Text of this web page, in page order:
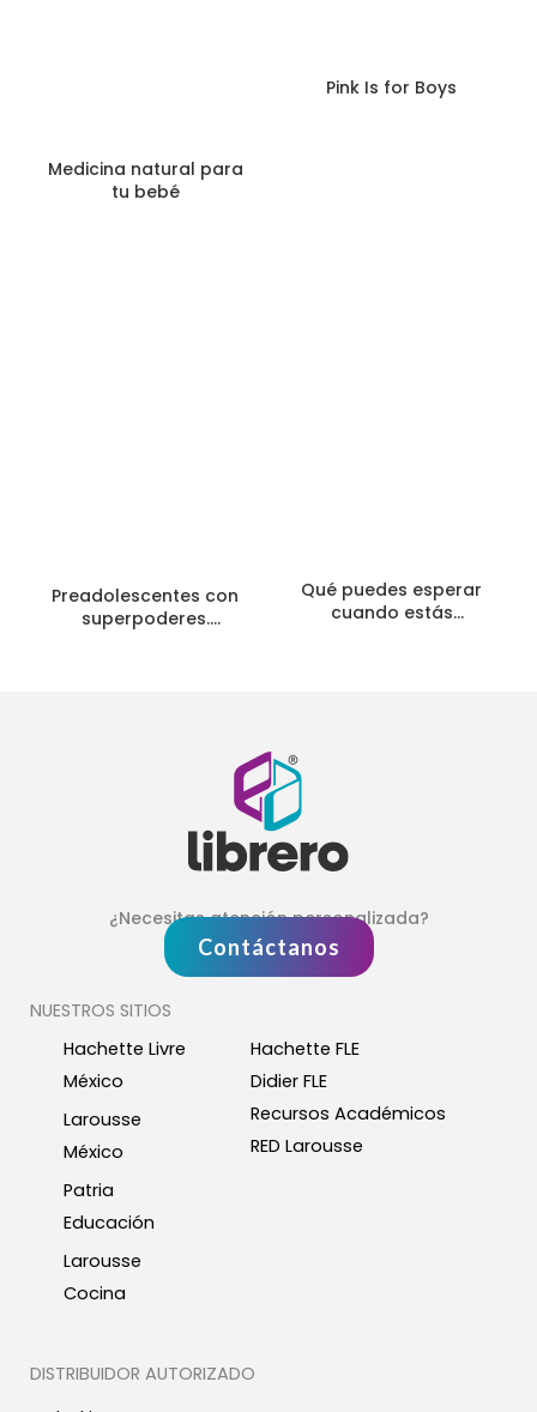
Medicina natural para
tu bebé
Pink Is for Boys
Preadolescentes con
superpoderes.
Qué puedes esperar
cuando estás
¿Necesitas atención personalizada?
Contáctanos
NUESTROS SITIOS
Hachette Livre
México
Larousse
México
Patria
Educación
Larousse
Cocina
Hachette FLE
Didier FLE
Recursos Académicos
RED Larousse
DISTRIBUIDOR AUTORIZADO